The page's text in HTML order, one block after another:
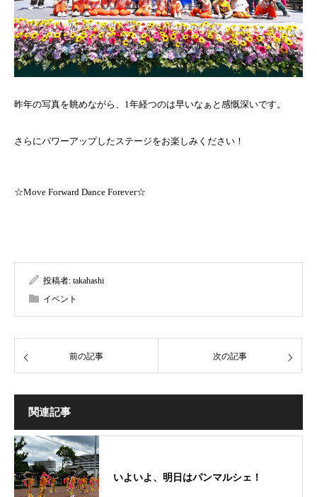
昨年の写真を眺めながら、1年経つのは早いなぁと感慨深いです。
さらにパワーアップしたステージをお楽しみください！
☆Move Forward Dance Forever☆
投稿者: takahashi
イベント
前の記事 次の記事
関連記事
いよいよ、明日はパンマルシェ！